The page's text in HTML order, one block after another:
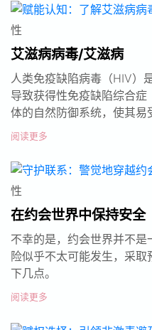
性
艾滋病病毒/艾滋病
人类免疫缺陷病毒（HIV）
导致获得性免疫缺陷综合
体的自然防御系统，使其易
阅读更多
性
在约会世界中保持安全
不幸的是，约会世界并不
险似乎不太可能发生，采
下几点。
阅读更多